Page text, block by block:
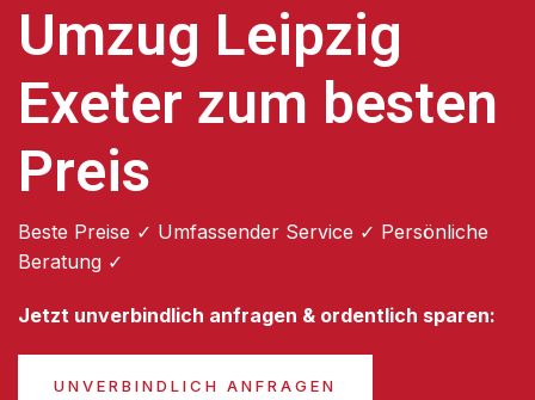
Umzug Leipzig
Exeter zum besten
Preis
Beste Preise ✓ Umfassender Service ✓ Persönliche
Beratung ✓
Jetzt unverbindlich anfragen & ordentlich sparen:
UNVERBINDLICH ANFRAGEN